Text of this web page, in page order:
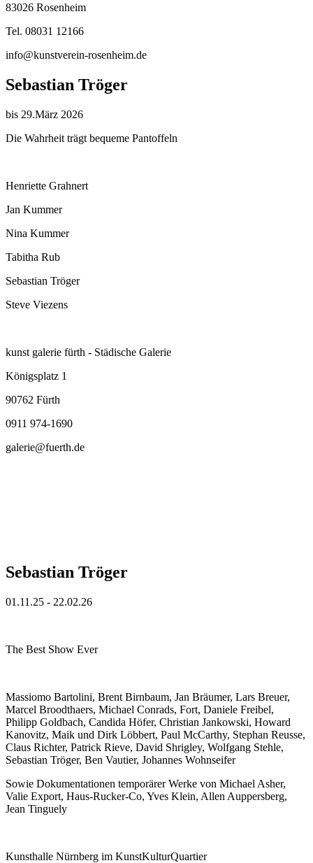
83026 Rosenheim
Tel. 08031 12166
info@kunstverein-rosenheim.de
Sebastian Tröger
bis 29.März 2026
Die Wahrheit trägt bequeme Pantoffeln
Henriette Grahnert
Jan Kummer
Nina Kummer
Tabitha Rub
Sebastian Tröger
Steve Viezens
kunst galerie fürth - Städische Galerie
Königsplatz 1
90762 Fürth
0911 974-1690
galerie@fuerth.de
Sebastian Tröger
01.11.25 - 22.02.26
The Best Show Ever
Massiomo Bartolini, Brent Birnbaum, Jan Bräumer, Lars Breuer,
Marcel Broodthaers, Michael Conrads, Fort, Daniele Freibel,
Philipp Goldbach, Candida Höfer, Christian Jankowski, Howard
Kanovitz, Maik und Dirk Löbbert, Paul McCarthy, Stephan Reusse,
Claus Richter, Patrick Rieve, David Shrigley, Wolfgang Stehle,
Sebastian Tröger, Ben Vautier, Johannes Wohnseifer
Sowie Dokumentationen temporärer Werke von Michael Asher,
Valie Export, Haus-Rucker-Co, Yves Klein, Allen Auppersberg,
Jean Tinguely
Kunsthalle Nürnberg im KunstKulturQuartier